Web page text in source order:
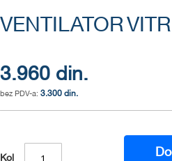
VENTILATOR
3.960 din.
3.300 din.
Kol